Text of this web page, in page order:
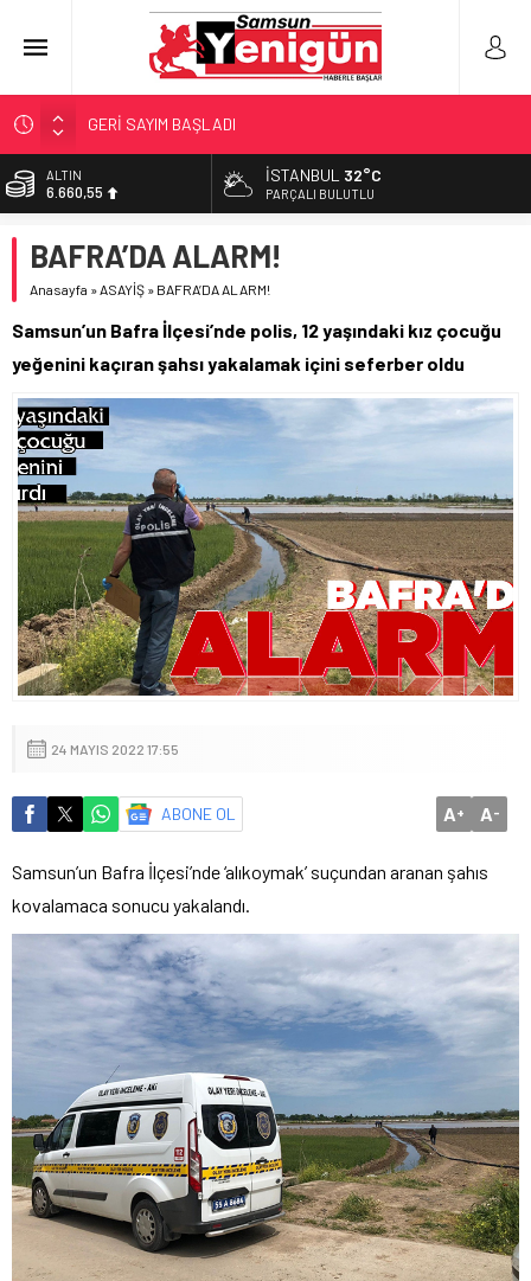
GERİ SAYIM BAŞLADI
SAMSUNSPOR’DA HEDEF 5’İNCİLİK!
‘BAFRA’YA YATIRIM YAPIN!’
YÖNETİCİ SEÇERKEN YAPILAN EN BÜYÜK HATALAR
ALTIN
6.660,55
13.779,39
DOLAR
55,1881
İSTANBUL 32°C
PARÇALI BULUTLU
BAFRA’DA ALARM!
Anasayfa »ASAYİŞ » BAFRA’DA ALARM!
Samsun’un Bafra İlçesi’nde polis, 12 yaşındaki kız çocuğu
yeğenini kaçıran şahsı yakalamak içini seferber oldu
24 MAYIS 2022 17:55
ABONE OL A+ A-
Samsun’un Bafra İlçesi’nde ‘alıkoymak’ suçundan aranan şahıs
kovalamaca sonucu yakalandı.